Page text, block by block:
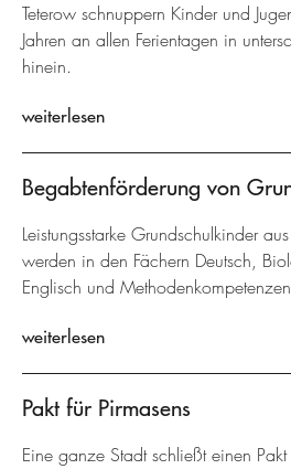
Teterow schnuppern Kinder und
Jahren an allen Ferientagen in
hinein.
weiterlesen
Begabtenförderung von
Leistungsstarke Grundschulkinder
werden in den Fächern Deutsch,
Englisch und
weiterlesen
Pakt für Pirmasens
Eine ganze Stadt schließt einen